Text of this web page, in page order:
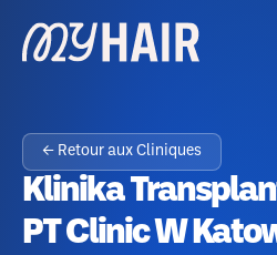
← Retour aux Cliniques
Klinika
PT Clinic W